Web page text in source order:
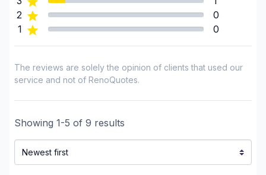
Renovations - After disaster
Renovations - Basement (with electricity /
plumbing)
plumbing)
Renovations - Bathroom (without electricity /
Renovations - General
Renovations - Kitchen (with electricity / plumbing)
2
0
1
0
The reviews are solely the opinion of clients that used our
service and not of RenoQuotes.
Showing 1-5 of 9 results